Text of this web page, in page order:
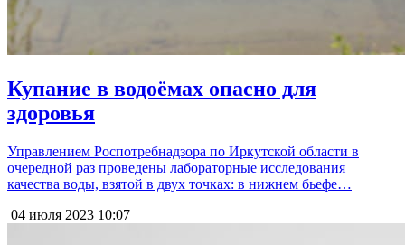
Купание в водоёмах опасно для
здоровья
Управлением Роспотребнадзора по Иркутской области в
очередной раз проведены лабораторные исследования
качества воды, взятой в двух точках: в нижнем бьефе…
04 июля 2023 10:07